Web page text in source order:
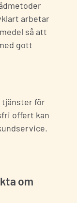
arbetar
så att
gott
tjänster för
offert kan
om